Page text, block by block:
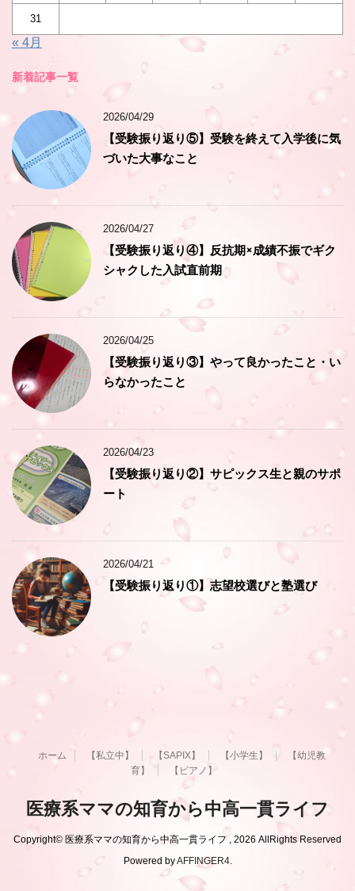
31
« 4月
新着記事一覧
2026/04/29
【受験振り返り⑤】受験を終えて入学後に気
づいた大事なこと
2026/04/27
【受験振り返り④】反抗期×成績不振でギク
シャクした入試直前期
2026/04/25
【受験振り返り③】やって良かったこと・い
らなかったこと
2026/04/23
【受験振り返り②】サピックス生と親のサポ
ート
2026/04/21
【受験振り返り①】志望校選びと塾選び
ホーム 【私立中】 【SAPIX】 【小学生】
【幼児教
育】
【ピアノ】
医療系ママの知育から中高一貫ライフ
Copyright© 医療系ママの知育から中高一貫ライフ , 2026 AllRights Reserved
Powered byAFFINGER4.